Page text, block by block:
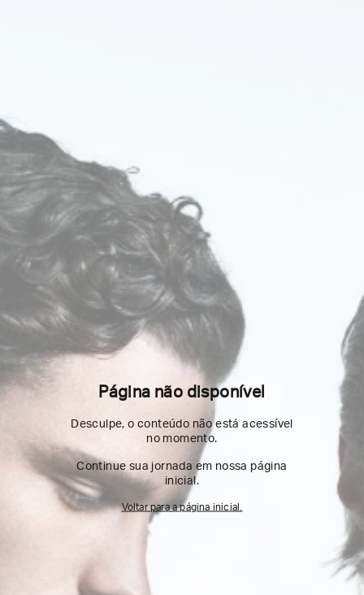
Página não disponível
Desculpe, o conteúdo não está acessível
no momento.
Continue sua jornada em nossa página
inicial.
Voltar para a página inicial.